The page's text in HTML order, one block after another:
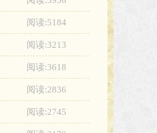
阅读:5184
阅读:3213
阅读:3618
阅读:2836
阅读:2745